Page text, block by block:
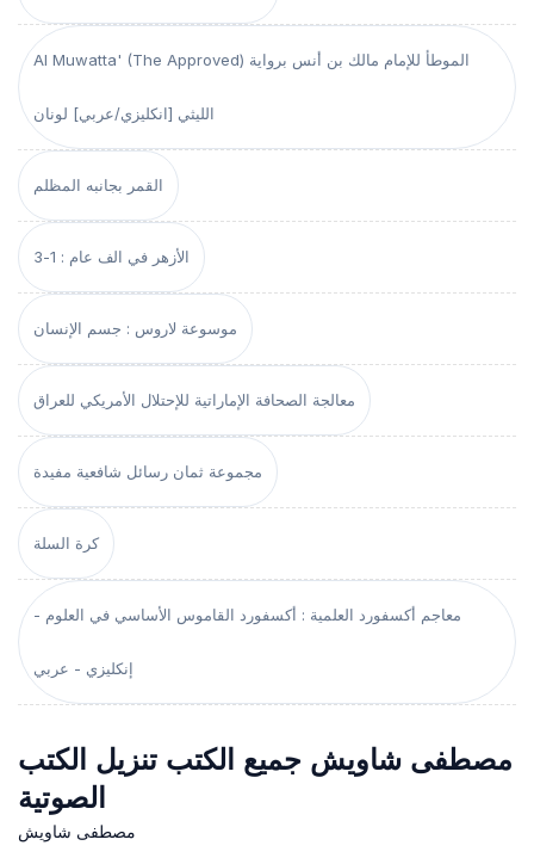
Al Muwatta' (The Approved) الموطأ للإمام مالك بن أنس برواية
الليثي [انكليزي/عربي] لونان
القمر بجانبه المظلم
الأزهر في الف عام : 1-3
موسوعة لاروس : جسم الإنسان
معالجة الصحافة الإماراتية للإحتلال الأمريكي للعراق
مجموعة ثمان رسائل شافعية مفيدة
كرة السلة
معاجم أكسفورد العلمية : أكسفورد القاموس الأساسي في العلوم -
إنكليزي - عربي
مصطفى شاويش جميع الكتب تنزيل الكتب
الصوتية
مصطفى شاويش